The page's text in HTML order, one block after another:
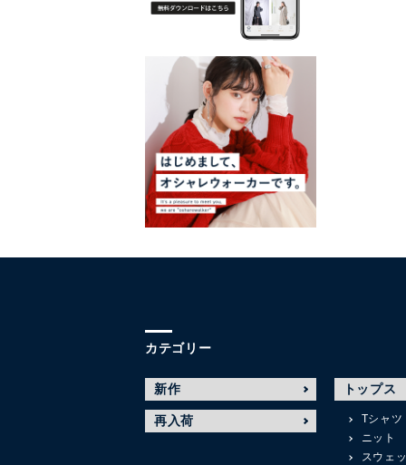
カテゴリー
新作
再入荷
トップス
Tシャツ
ニット
スウェ